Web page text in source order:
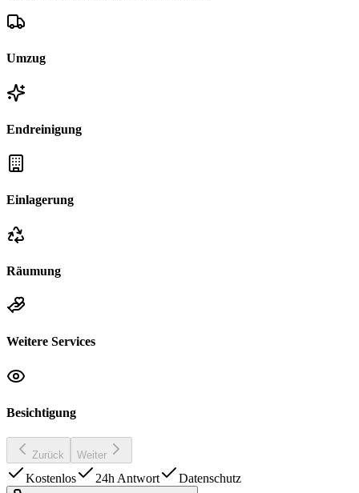
Umzug
Endreinigung
Einlagerung
Räumung
Weitere Services
Besichtigung
Zurück Weiter
Kostenlos 24h Antwort Datenschutz